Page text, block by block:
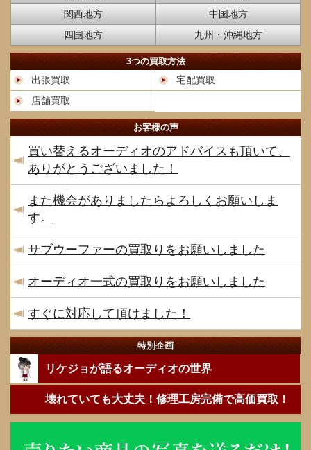
関西地方
中国地方
四国地方
九州・沖縄地方
3つの買取方法
出張買取
宅配買取
店舗買取
お客様の声
買い替えるオーディオのアドバイスも頂いて、
ありがとうございました！
また機会がありましたらよろしくお願いしま
す。
サブウーファーの買取りをお願いしました
オーディオ一式の買取りをお願いしました
すぐに対応して頂けました！
特別企画
リケジョが語るオーディオの世界
壊れていても大丈夫！修理工房完備で高価買取！